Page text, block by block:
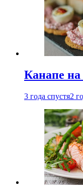
Канапе на
3 года спустя2